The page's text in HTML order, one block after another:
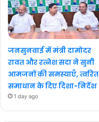
जनसुनवाई में मंत्री दामोदर
रावत और रत्नेश सदा ने सुनी
आमजनों की समस्याएँ, त्वरित
समाधान के दिए दिशा-निर्देश
1 day ago